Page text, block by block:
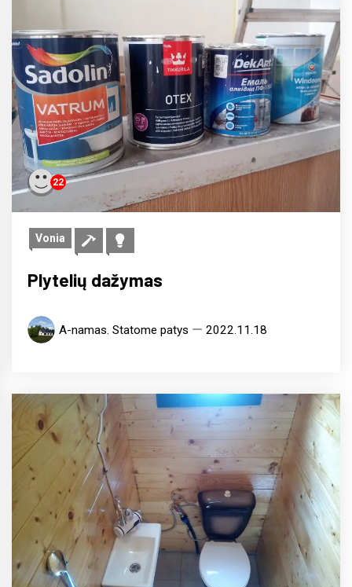
22
Vonia
Plytelių dažymas
A-namas. Statome patys 2022.11.18